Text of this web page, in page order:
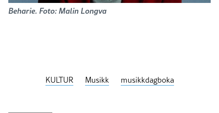
Beharie. Foto: Malin Longva
KULTUR Musikk musikkdagboka